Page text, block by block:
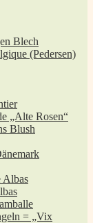
Blech
(Pedersen)
„Alte Rosen“
Blush
Albas
= „Vix